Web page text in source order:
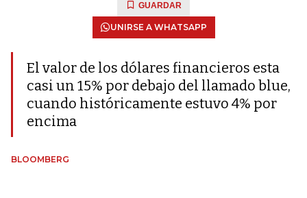
GUARDAR
UNIRSE A WHATSAPP
El valor de los dólares financieros esta
casi un 15% por debajo del llamado blue,
cuando históricamente estuvo 4% por
encima
BLOOMBERG